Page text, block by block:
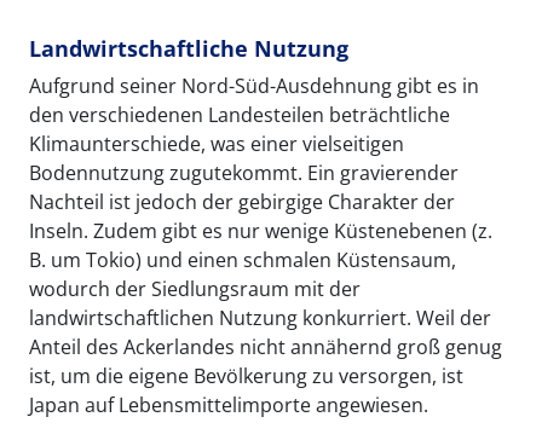
Landwirtschaftliche Nutzung
Aufgrund seiner Nord-Süd-Ausdehnung gibt es in
den verschiedenen Landesteilen beträchtliche
Klimaunterschiede, was einer vielseitigen
Bodennutzung zugutekommt. Ein gravierender
Nachteil ist jedoch der gebirgige Charakter der
Inseln. Zudem gibt es nur wenige Küstenebenen (z.
B. um Tokio) und einen schmalen Küstensaum,
wodurch der Siedlungsraum mit der
landwirtschaftlichen Nutzung konkurriert. Weil der
Anteil des Ackerlandes nicht annähernd groß genug
ist, um die eigene Bevölkerung zu versorgen, ist
Japan auf Lebensmittelimporte angewiesen.